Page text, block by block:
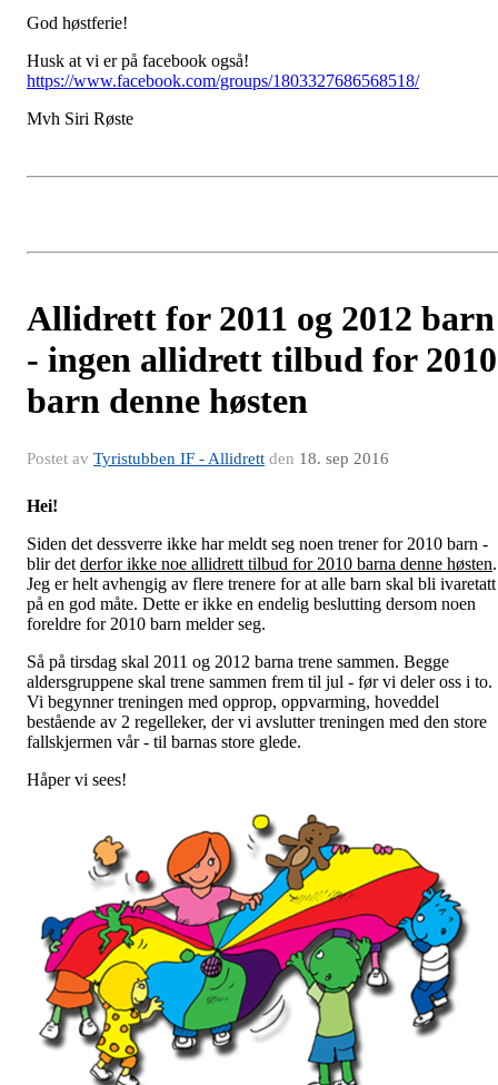
God høstferie!
Husk at vi er på facebook også!
https://www.facebook.com/groups/1803327686568518/
Mvh Siri Røste
Allidrett for 2011 og 2012 barn
- ingen allidrett tilbud for 2010
barn denne høsten
Postet av Tyristubben IF - Allidrett den 18. sep 2016
Hei!
Siden det dessverre ikke har meldt seg noen trener for 2010 barn -
blir det derfor ikke noe allidrett tilbud for 2010 barna denne høsten.
Jeg er helt avhengig av flere trenere for at alle barn skal bli ivaretatt
på en god måte. Dette er ikke en endelig beslutting dersom noen
foreldre for 2010 barn melder seg.
Så på tirsdag skal 2011 og 2012 barna trene sammen. Begge
aldersgruppene skal trene sammen frem til jul - før vi deler oss i to.
Vi begynner treningen med opprop, oppvarming, hoveddel
bestående av 2 regelleker, der vi avslutter treningen med den store
fallskjermen vår - til barnas store glede.
Håper vi sees!